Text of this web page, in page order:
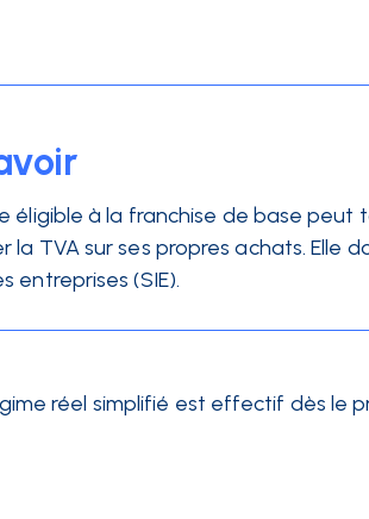
éligible à la franchise de base
la TVA sur ses propres achats. Elle
entreprises (SIE).
réel simplifié est effectif dès le